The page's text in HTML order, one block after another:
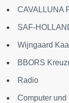
CAVALLUNA
SAF-
Wijngaard
BBORS
Radio
Computer